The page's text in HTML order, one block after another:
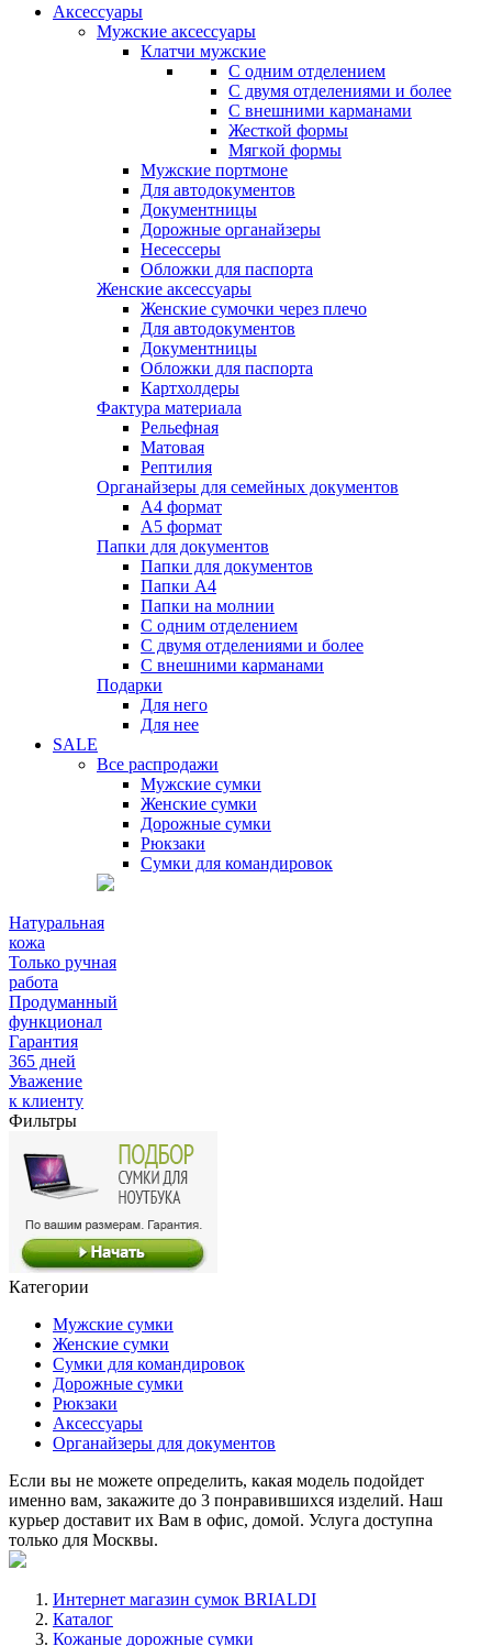
Аксессуары
Мужские аксессуары
Клатчи мужские
С одним отделением
С двумя отделениями и более
С внешними карманами
Жесткой формы
Мягкой формы
Мужские портмоне
Для автодокументов
Документницы
Дорожные органайзеры
Несессеры
Обложки для паспорта
Женские аксессуары
Женские сумочки через плечо
Для автодокументов
Документницы
Обложки для паспорта
Картхолдеры
Фактура материала
Рельефная
Матовая
Рептилия
Органайзеры для семейных документов
А4 формат
А5 формат
Папки для документов
Папки для документов
Папки А4
Папки на молнии
С одним отделением
С двумя отделениями и более
С внешними карманами
Подарки
Для него
Для нее
SALE
Все распродажи
Мужские сумки
Женские сумки
Дорожные сумки
Рюкзаки
Сумки для командировок
Натуральная
кожа
Только ручная
работа
Продуманный
функционал
Гарантия
365 дней
Уважение
к клиенту
Фильтры
Категории
Мужские сумки
Женские сумки
Сумки для командировок
Дорожные сумки
Рюкзаки
Аксессуары
Органайзеры для документов
Если вы не можете определить, какая модель подойдет
именно вам, закажите до 3 понравившихся изделий. Наш
курьер доставит их Вам в офис, домой. Услуга доступна
только для Москвы.
Интернет магазин сумок BRIALDI
Каталог
Кожаные дорожные сумки